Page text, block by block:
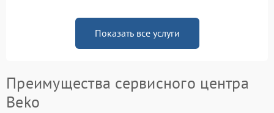
Показать все услуги
Преимущества сервисного центра
Beko